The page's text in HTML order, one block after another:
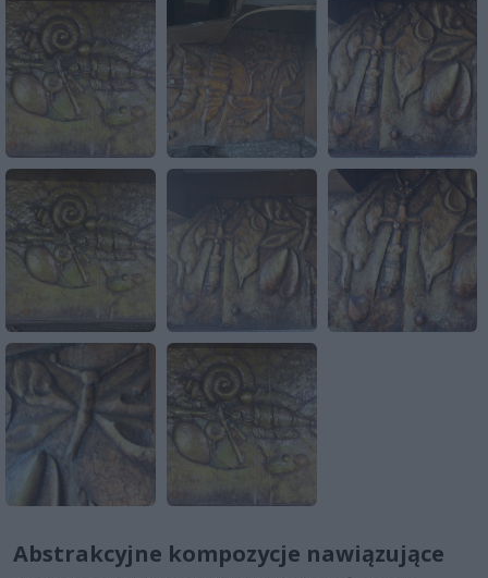
Abstrakcyjne kompozycje nawiązujące